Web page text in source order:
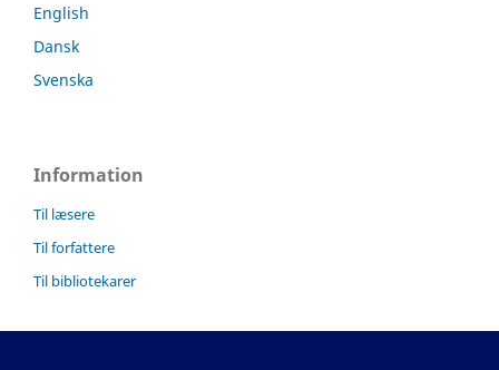
English
Dansk
Svenska
Information
Til læsere
Til forfattere
Til bibliotekarer